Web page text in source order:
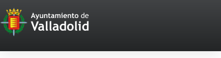
Portal
Web
del